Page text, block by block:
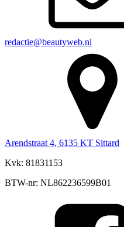
redactie@beautyweb.nl
Arendstraat 4, 6135 KT Sittard
Kvk: 81831153
BTW-nr: NL862236599B01